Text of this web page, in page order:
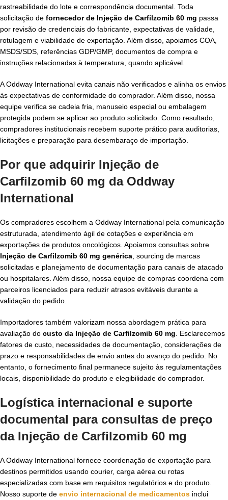
rastreabilidade do lote e correspondência documental. Toda
solicitação de fornecedor de Injeção de Carfilzomib 60 mg passa
por revisão de credenciais do fabricante, expectativas de validade,
rotulagem e viabilidade de exportação. Além disso, apoiamos COA,
MSDS/SDS, referências GDP/GMP, documentos de compra e
instruções relacionadas à temperatura, quando aplicável.
A Oddway International evita canais não verificados e alinha os envios
às expectativas de conformidade do comprador. Além disso, nossa
equipe verifica se cadeia fria, manuseio especial ou embalagem
protegida podem se aplicar ao produto solicitado. Como resultado,
compradores institucionais recebem suporte prático para auditorias,
licitações e preparação para desembaraço de importação.
Por que adquirir Injeção de
Carfilzomib 60 mg da Oddway
International
Os compradores escolhem a Oddway International pela comunicação
estruturada, atendimento ágil de cotações e experiência em
exportações de produtos oncológicos. Apoiamos consultas sobre
Injeção de Carfilzomib 60 mg genérica , sourcing de marcas
solicitadas e planejamento de documentação para canais de atacado
ou hospitalares. Além disso, nossa equipe de compras coordena com
parceiros licenciados para reduzir atrasos evitáveis durante a
validação do pedido.
Importadores também valorizam nossa abordagem prática para
avaliação do custo da Injeção de Carfilzomib 60 mg . Esclarecemos
fatores de custo, necessidades de documentação, considerações de
prazo e responsabilidades de envio antes do avanço do pedido. No
entanto, o fornecimento final permanece sujeito às regulamentações
locais, disponibilidade do produto e elegibilidade do comprador.
Logística internacional e suporte
documental para consultas de preço
da Injeção de Carfilzomib 60 mg
A Oddway International fornece coordenação de exportação para
destinos permitidos usando courier, carga aérea ou rotas
especializadas com base em requisitos regulatórios e do produto.
Nosso suporte de envio internacional de medicamentos inclui